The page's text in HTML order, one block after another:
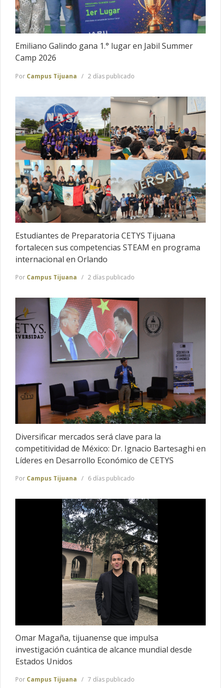
Emiliano Galindo gana 1.° lugar en Jabil Summer
Camp 2026
Por Campus Tijuana 2 días publicado
Estudiantes de Preparatoria CETYS Tijuana
fortalecen sus competencias STEAM en programa
internacional en Orlando
Por Campus Tijuana 2 días publicado
Diversificar mercados será clave para la
competitividad de México: Dr. Ignacio Bartesaghi en
Líderes en Desarrollo Económico de CETYS
Por Campus Tijuana 6 días publicado
Omar Magaña, tijuanense que impulsa
investigación cuántica de alcance mundial desde
Estados Unidos
Por Campus Tijuana 7 días publicado